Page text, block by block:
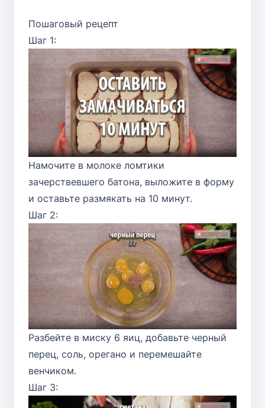
Пошаговый рецепт
Шаг 1:
Намочите в молоке ломтики
зачерствевшего батона, выложите в форму
и оставьте размякать на 10 минут.
Шаг 2:
Разбейте в миску 6 яиц, добавьте черный
перец, соль, орегано и перемешайте
венчиком.
Шаг 3: